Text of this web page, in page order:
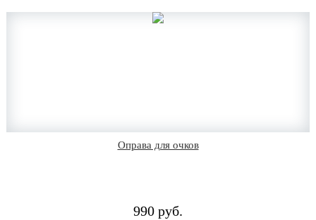
Оправа для очков
990 руб.